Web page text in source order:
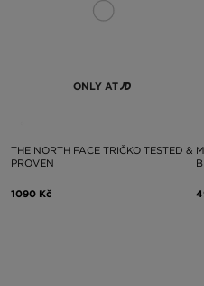
ONLY AT
THE NORTH FACE TRIČKO TESTED &
PROVEN
1090 Kč